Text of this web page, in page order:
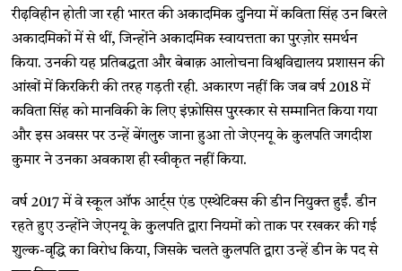
रीढ़विहीन होती जा रही भारत की अकादमिक दुनिया में कविता सिंह उन बिरले
अकादमिकों में से थीं, जिन्होंने अकादमिक स्वायत्तता का पुरज़ोर समर्थन
किया. उनकी यह प्रतिबद्धता और बेबाक़ आलोचना विश्वविद्यालय प्रशासन की
आंखों में किरकिरी की तरह गड़ती रही. अकारण नहीं कि जब वर्ष 2018 में
कविता सिंह को मानविकी के लिए इंफ़ोसिस पुरस्कार से सम्मानित किया गया
और इस अवसर पर उन्हें बेंगलुरु जाना हुआ तो जेएनयू के कुलपति जगदीश
कुमार ने उनका अवकाश ही स्वीकृत नहीं किया.
वर्ष 2017 में वे स्कूल ऑफ आर्ट्स एंड एस्थेटिक्स की डीन नियुक्त हुईं. डीन
रहते हुए उन्होंने जेएनयू के कुलपति द्वारा नियमों को ताक पर रखकर की गई
शुल्क-वृद्धि का विरोध किया, जिसके चलते कुलपति द्वारा उन्हें डीन के पद से